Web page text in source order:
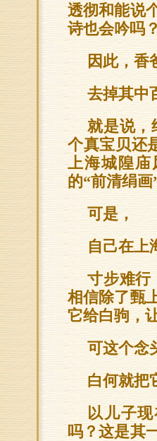
透彻和能说
诗也会吟吗
因此，香
去掉其中
就是说，
个真宝贝还
上海城隍庙
的“前清绢
可是，
自己在上
寸步难行
相信除了甄
它给白驹，
可这个念
白何就把
以儿子
吗？这是其